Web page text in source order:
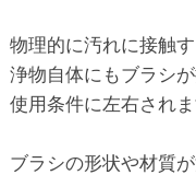
物理的に汚れに接触
浄物自体にもブラシ
使用条件に左右されま
ブラシの形状や材質